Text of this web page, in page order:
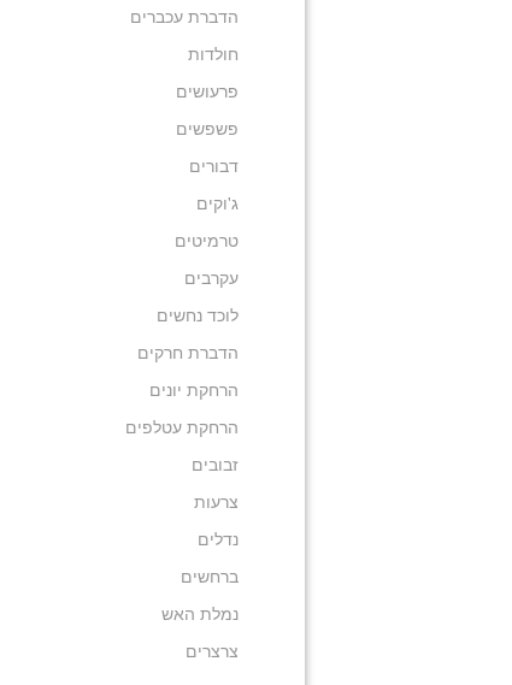
הדברת עכברים
חולדות
פרעושים
פשפשים
דבורים
ג'וקים
טרמיטים
עקרבים
לוכד נחשים
הדברת חרקים
הרחקת יונים
הרחקת עטלפים
זבובים
צרעות
נדלים
ברחשים
נמלת האש
צרצרים